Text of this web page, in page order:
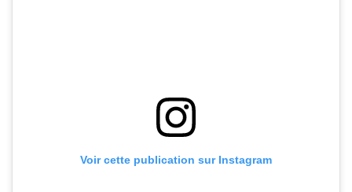
Voir cette publication sur Instagram